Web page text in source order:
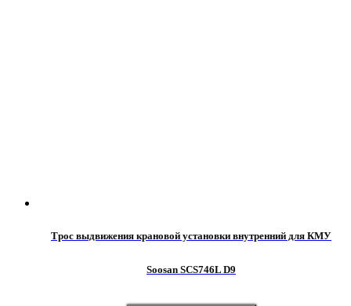
Трос выдвижения крановой установки внутренний для КМУ
Soosan SCS746L D9